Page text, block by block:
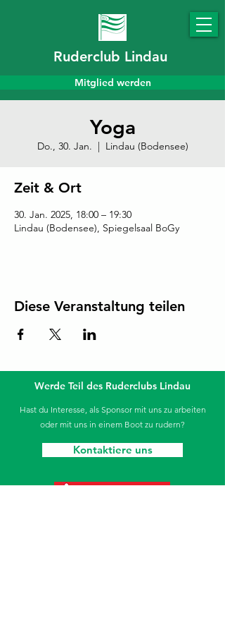
Ruderclub Lindau
Mitglied werden
Yoga
Do., 30. Jan.
  |
Lindau (Bodensee)
Zeit & Ort
30. Jan. 2025, 18:00 – 19:30
Lindau (Bodensee), Spiegelsaal BoGy
Diese Veranstaltung teilen
Werde Teil des Ruderclubs Lindau
Hast du Interesse, als Sponsor mit uns zu arbeiten
oder mit uns in einem Boot zu rudern?
Kontaktiere uns